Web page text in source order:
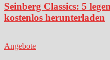
Seinberg Classics: 5
kostenlos herunterladen
Angebote